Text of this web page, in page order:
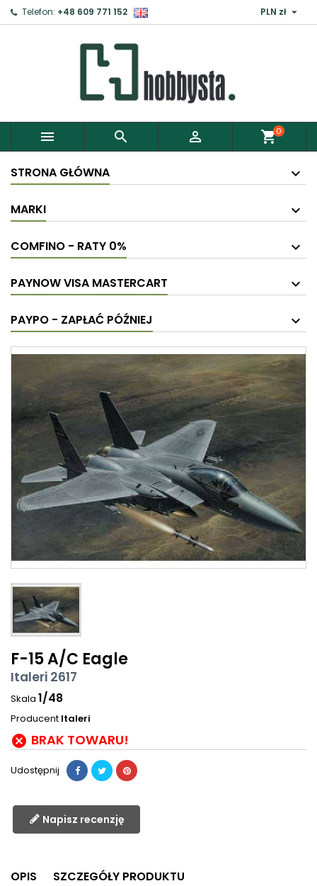
Telefon: +48 609 771 152 PLN zł 
   shopping_cart0
STRONA GŁÓWNA
MARKI
COMFINO - RATY 0%
PAYNOW VISA MASTERCART
PAYPO - ZAPŁAĆ PÓŹNIEJ
F-15 A/C Eagle
Italeri 2617
Skala 1/48
Producent Italeri
 BRAK TOWARU!
Udostępnij
Napisz recenzję
OPIS
SZCZEGÓŁY PRODUKTU